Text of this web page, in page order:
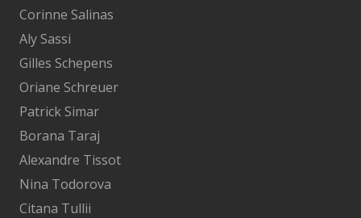
Corinne Salinas
Aly Sassi
Gilles Schepens
Oriane Schreuer
Patrick Simar
Borana Taraj
Alexandre Tissot
Nina Todorova
Citana Tullii